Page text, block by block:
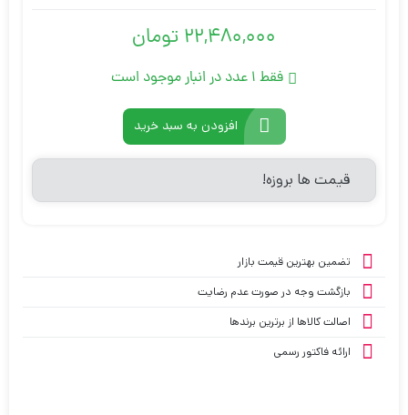
22,480,000 تومان
فقط 1 عدد در انبار موجود است
افزودن به سبد خرید
قیمت ها بروزه!
تضمین بهترین قیمت بازار
بازگشت وجه در صورت عدم رضایت
اصالت کالاها از برترین برندها
ارائه فاکتور رسمی